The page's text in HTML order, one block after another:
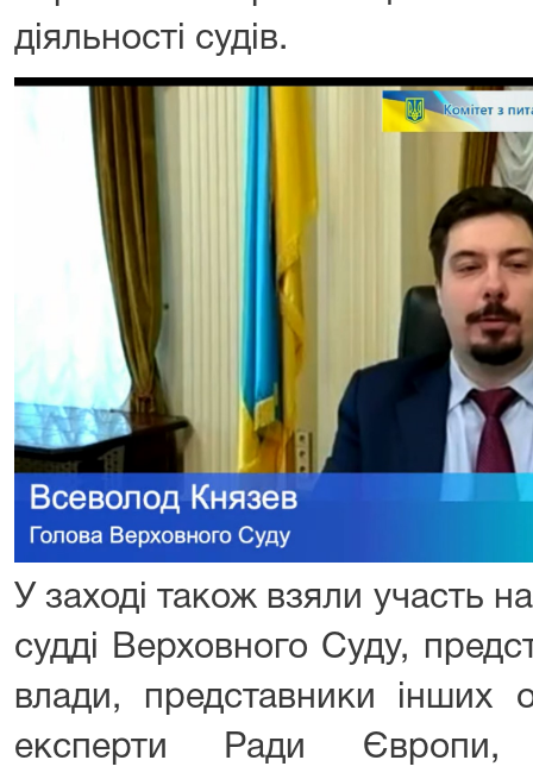
діяльності судів.
У заході також взяли участь
судді Верховного Суду,
влади, представники інших
експерти Ради Європи,